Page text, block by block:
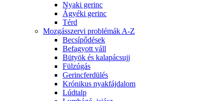
Nyaki gerinc
Ágyéki gerinc
Térd
Mozgásszervi problémák A-Z
Becsípődések
Befagyott váll
Bütyök és kalapácsujj
Fülzúgás
Gerincferdülés
Krónikus nyakfájdalom
Lúdtalp